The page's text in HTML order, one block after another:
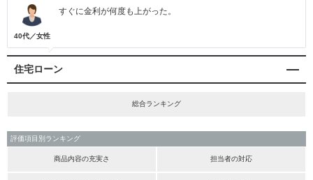
40代／女性
すぐに金利が何度も上がった。
住宅ローン
総合ランキング
評価項目別ランキング
商品内容の充実さ 担当者の対応